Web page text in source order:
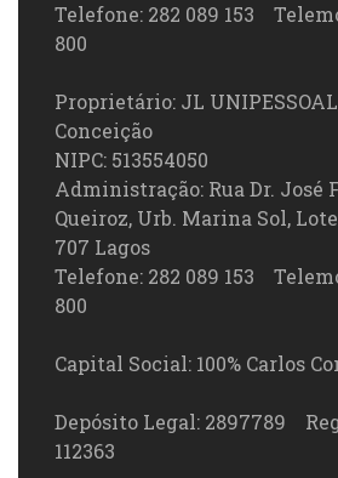
Telefone: 282 089 153
800
Proprietário: JL
Conceição
NIPC: 513554050
Administração: Rua Dr. José
Queiroz, Urb. Marina Sol, Lote
707 Lagos
Telefone: 282 089 153
800
Capital Social: 100% Carlos
Depósito Legal: 2897789
112363